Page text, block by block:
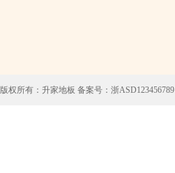
版权所有：升家地板 备案号：浙ASD123456789